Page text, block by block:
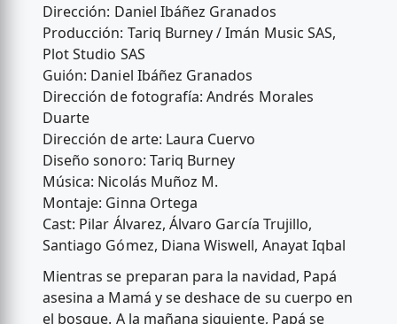
Dirección: Daniel Ibáñez Granados
Producción: Tariq Burney / Imán Music SAS,
Plot Studio SAS
Guión: Daniel Ibáñez Granados
Dirección de fotografía: Andrés Morales
Duarte
Dirección de arte: Laura Cuervo
Diseño sonoro: Tariq Burney
Música: Nicolás Muñoz M.
Montaje: Ginna Ortega
Cast: Pilar Álvarez, Álvaro García Trujillo,
Santiago Gómez, Diana Wiswell, Anayat Iqbal
Mientras se preparan para la navidad, Papá
asesina a Mamá y se deshace de su cuerpo en
el bosque. A la mañana siguiente, Papá se